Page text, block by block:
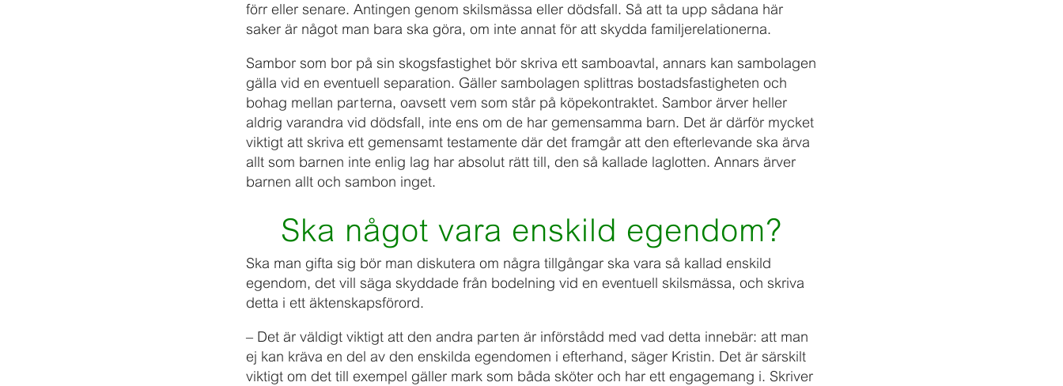
förr eller senare. Antingen genom skilsmässa eller dödsfall. Så att ta upp sådana här
saker är något man bara ska göra, om inte annat för att skydda familjerelationerna.
Sambor som bor på sin skogsfastighet bör skriva ett samboavtal, annars kan sambolagen
gälla vid en eventuell separation. Gäller sambolagen splittras bostadsfastigheten och
bohag mellan parterna, oavsett vem som står på köpekontraktet. Sambor ärver heller
aldrig varandra vid dödsfall, inte ens om de har gemensamma barn. Det är därför myck­et
viktigt att skriva ett gemensamt testamente där det framgår att den efterlevande ska ärva
allt som barnen inte enlig lag har absolut rätt till, den så kallade laglotten. Annars ärver
barnen allt och sambon inget.
Ska något vara enskild egendom?
Ska man gifta sig bör man diskutera om några tillgångar ska vara så kallad enskild
egendom, det vill säga skyddade från bodelning vid en eventuell skilsmässa, och skriva
detta i ett äktenskapsförord.
– Det är väldigt viktigt att den andra parten är införstådd med vad detta innebär: att man
ej kan kräva en del av den enskilda egendomen i efter­hand, säger Kristin. Det är särskilt
viktigt om det till exempel gäller mark som båda sköter och har ett engagemang i. Skriver